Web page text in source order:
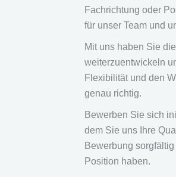
Fachrichtung oder
für unser Team und
Mit uns haben Sie
weiterzuentwickeln
Flexibilität und den
genau richtig.
Bewerben Sie sich
dem Sie uns Ihre
Bewerbung
Position haben.